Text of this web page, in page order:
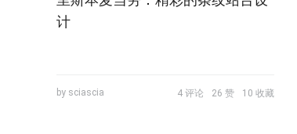
计
by sciascia 4 评论 26 赞 10 收藏